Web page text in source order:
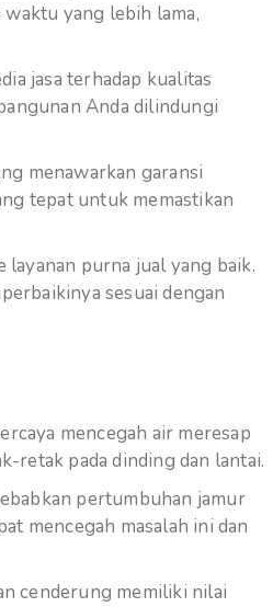
yang lebih lama,
jasa terhadap kualitas
Anda dilindungi
menawarkan garansi
tepat untuk memastikan
layanan purna jual yang baik.
sesuai dengan
mencegah air meresap
retak pada dinding dan lantai.
pertumbuhan jamur
mencegah masalah ini dan
cenderung memiliki nilai